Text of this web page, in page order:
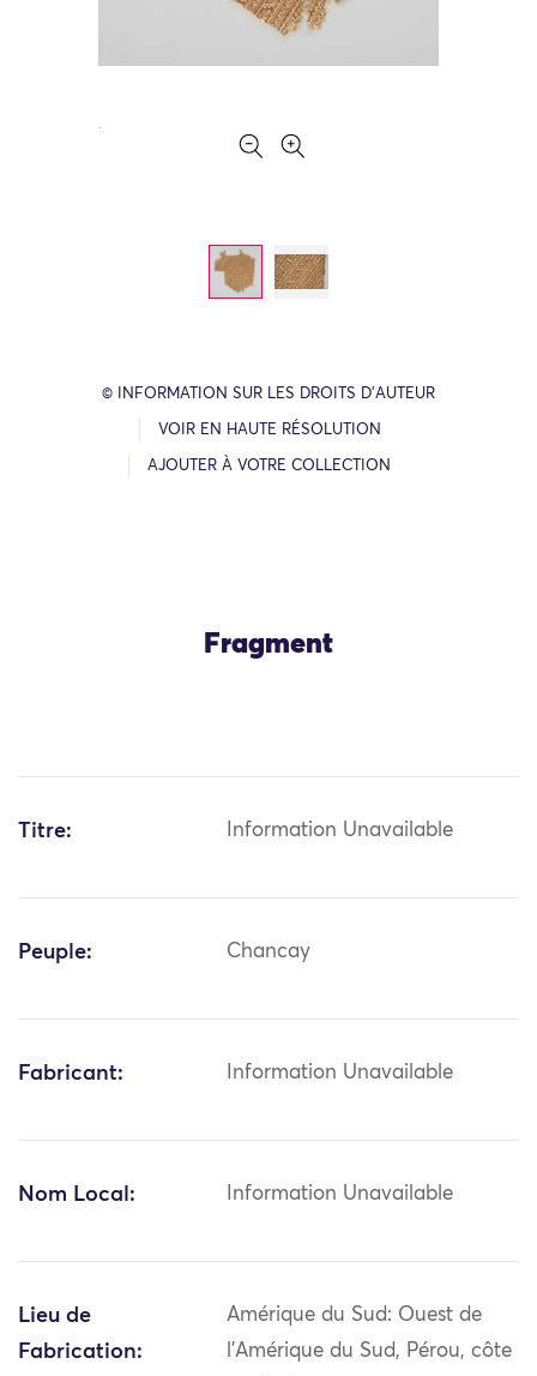
© INFORMATION SUR LES DROITS D’AUTEUR
VOIR EN HAUTE RÉSOLUTION
AJOUTER À VOTRE COLLECTION
Fragment
Titre: Information Unavailable
Peuple: Chancay
Fabricant: Information Unavailable
Nom Local: Information Unavailable
Lieu de
Fabrication:
Amérique du Sud: Ouest de
l'Amérique du Sud, Pérou, côte